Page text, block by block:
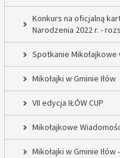
Konkurs na oficjalną
Narodzenia 2022 r. -
Spotkanie Mikołajkowe
Mikołajki w Gminie Iłów
VII edycja IŁÓW CUP
Mikołajkowe
Mikołajki w Gminie Iłów